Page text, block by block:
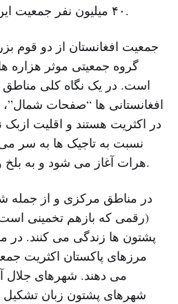
۴۰ میلیون نفر جمعیت این کشور عنوان می شود.
جمعیت افغانستان از دو قوم
گروه جمعیتی موثر هزاره
است. در یک نگاه کلی
افغانستانی ها “صفحات
در اکثریت هستند و اقلیت ازبک
نسبت به تاجیک ها به سر
هرات آغاز می شود و به بلخ و بدخشان ختم می شود.
(رقمی که بازهم تخمینی
پشتون ها زندگی می کنند.
مرزهای پاکستان اکثریت
می دهند. شهرهای جلال
شهرهای پشتون زبان تشکیل